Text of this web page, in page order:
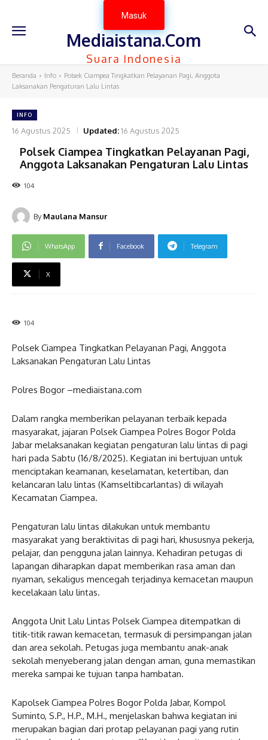
Masuk
Mediaistana.Com
Suara Indonesia
Beranda Info
Polsek Ciampea Tingkatkan Pelayanan Pagi, Anggota
Laksanakan Pengaturan Lalu Lintas
INFO
16 Agustus 2025 Updated:16 Agustus 2025
Polsek Ciampea Tingkatkan Pelayanan Pagi,
Anggota Laksanakan Pengaturan Lalu Lintas
104
By Maulana Mansur
WhatsApp Facebook Telegram
X
104
Polsek Ciampea Tingkatkan Pelayanan Pagi, Anggota
Laksanakan Pengaturan Lalu Lintas
Polres Bogor –mediaistana.com
Dalam rangka memberikan pelayanan terbaik kepada
masyarakat, jajaran Polsek Ciampea Polres Bogor Polda
Jabar melaksanakan kegiatan pengaturan lalu lintas di pagi
hari pada Sabtu (16/8/2025). Kegiatan ini bertujuan untuk
menciptakan keamanan, keselamatan, ketertiban, dan
kelancaran lalu lintas (Kamseltibcarlantas) di wilayah
Kecamatan Ciampea.
Pengaturan lalu lintas dilakukan untuk membantu
masyarakat yang beraktivitas di pagi hari, khususnya pekerja,
pelajar, dan pengguna jalan lainnya. Kehadiran petugas di
lapangan diharapkan dapat memberikan rasa aman dan
nyaman, sekaligus mencegah terjadinya kemacetan maupun
kecelakaan lalu lintas.
Anggota Unit Lalu Lintas Polsek Ciampea ditempatkan di
titik-titik rawan kemacetan, termasuk di persimpangan jalan
dan area sekolah. Petugas juga membantu anak-anak
sekolah menyeberang jalan dengan aman, guna memastikan
mereka sampai ke tujuan tanpa hambatan.
Kapolsek Ciampea Polres Bogor Polda Jabar, Kompol
Suminto, S.P., H.P., M.H., menjelaskan bahwa kegiatan ini
merupakan bagian dari protap pelayanan pagi yang rutin